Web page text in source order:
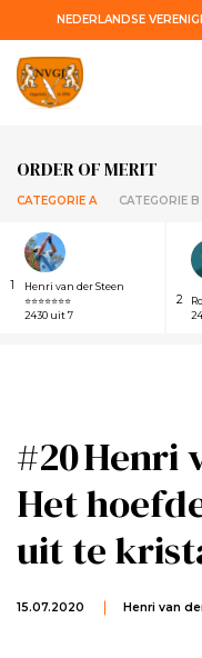
NEDERLANDSE
ORDER OF MERIT
CATEGORIE A CATEGORIE B
1
Henri van der Steen
⭐⭐⭐⭐⭐⭐⭐
2430 uit 7
2
#20 Henri
Het
uit te
15.07.2020 Henri van der